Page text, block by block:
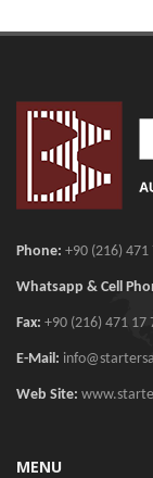
Phone: +90 (216) 471
Whatsapp & Cell
Fax: +90 (216) 471 17
E-Mail:
Web Site:
MENU